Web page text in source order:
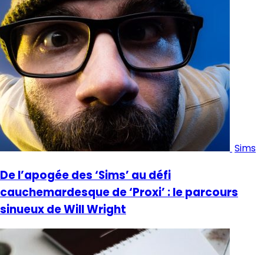
Sims
De l’apogée des ‘Sims’ au défi
cauchemardesque de ‘Proxi’ : le parcours
sinueux de Will Wright